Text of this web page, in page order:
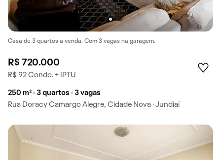
Casa de 3 quartos à venda. Com 3 vagas na garagem.
R$ 720.000
R$ 92 Condo. + IPTU
250 m² · 3 quartos · 3 vagas
Rua Doracy Camargo Alegre, Cidade Nova · Jundiaí